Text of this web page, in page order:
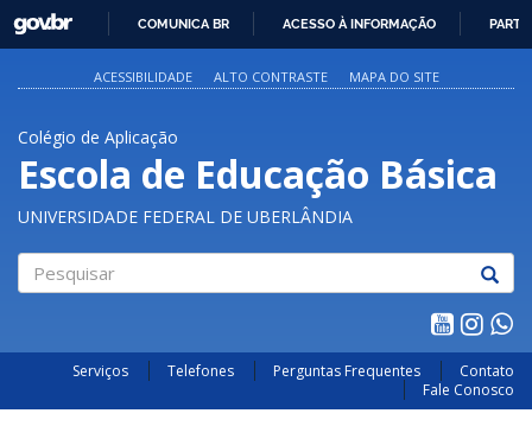
PARA
O
GOVBR
COMUNICA BR ACESSO À INFORMAÇÃO
ACESSIBILIDADE ALTO CONTRASTE MAPA DO SITE
Colégio de Aplicação
Escola de Educação Básica
UNIVERSIDADE FEDERAL DE UBERLÂNDIA
Serviços Telefones Perguntas Frequentes
Contato
Fale Conosco